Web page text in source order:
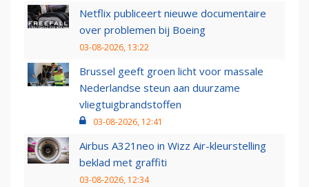
Netflix publiceert nieuwe documentaire
over problemen bij Boeing
03-08-2026, 13:22
Brussel geeft groen licht voor massale
Nederlandse steun aan duurzame
vliegtuigbrandstoffen
03-08-2026, 12:41
Airbus A321neo in Wizz Air-kleurstelling
beklad met graffiti
03-08-2026, 12:34